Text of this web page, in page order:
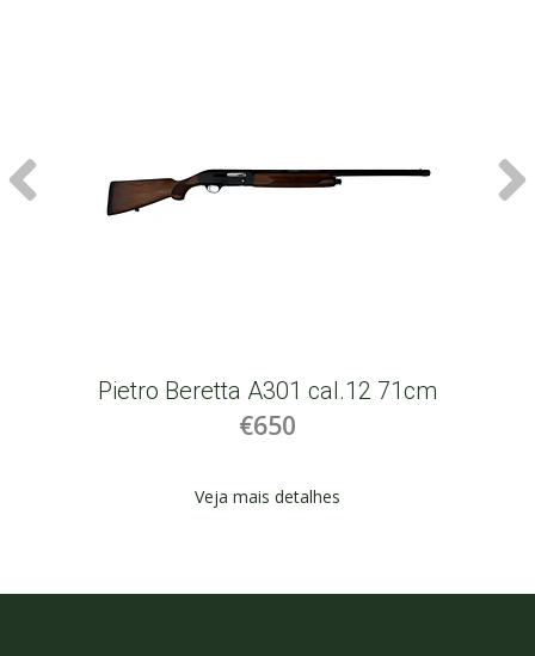
Pietro Beretta A301 cal.12 71cm
€650
Veja mais detalhes